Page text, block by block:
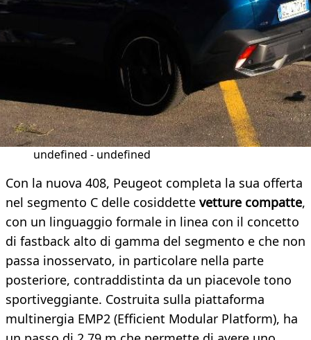
undefined - undefined
Con la nuova 408, Peugeot completa la sua offerta
nel segmento C delle cosiddette vetture compatte,
con un linguaggio formale in linea con il concetto
di fastback alto di gamma del segmento e che non
passa inosservato, in particolare nella parte
posteriore, contraddistinta da un piacevole tono
sportiveggiante. Costruita sulla piattaforma
multinergia EMP2 (Efficient Modular Platform), ha